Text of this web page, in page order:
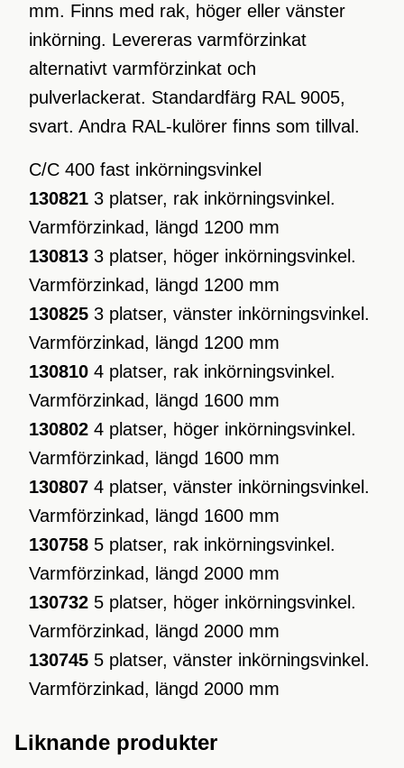
mm. Finns med rak, höger eller vänster
inkörning. Levereras varmförzinkat
alternativt varmförzinkat och
pulverlackerat. Standardfärg RAL 9005,
svart. Andra RAL-kulörer finns som tillval.
C/C 400 fast inkörningsvinkel
130821 3 platser, rak inkörningsvinkel.
Varmförzinkad, längd 1200 mm
130813 3 platser, höger inkörningsvinkel.
Varmförzinkad, längd 1200 mm
130825 3 platser, vänster inkörningsvinkel.
Varmförzinkad, längd 1200 mm
130810 4 platser, rak inkörningsvinkel.
Varmförzinkad, längd 1600 mm
130802 4 platser, höger inkörningsvinkel.
Varmförzinkad, längd 1600 mm
130807 4 platser, vänster inkörningsvinkel.
Varmförzinkad, längd 1600 mm
130758 5 platser, rak inkörningsvinkel.
Varmförzinkad, längd 2000 mm
130732 5 platser, höger inkörningsvinkel.
Varmförzinkad, längd 2000 mm
130745 5 platser, vänster inkörningsvinkel.
Varmförzinkad, längd 2000 mm
Liknande produkter